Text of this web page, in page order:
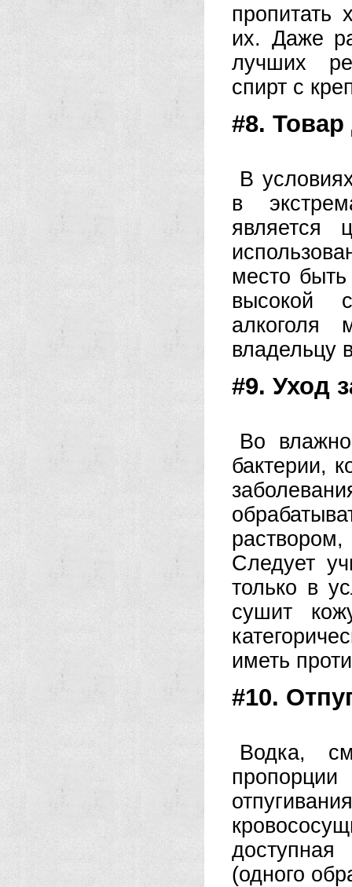
пропитать
их. Даже
лучших
спирт с
#8.
В
в
является
место
высокой
алкоголя
владельцу
#9. Уход
Во
бактерии,
Следует
только в
сушит
иметь
#10.
Водка,
(одного